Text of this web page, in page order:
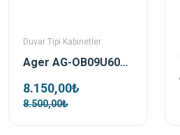
Duvar Tipi Kabinetler
Ager AG-OB09U6060B2-D-A-M1 9u 600x600 Ön Metal Kapak Kelebek Kilitli Duvar Tipi Outdoor Kabinet
8.150,00₺
8.500,00₺